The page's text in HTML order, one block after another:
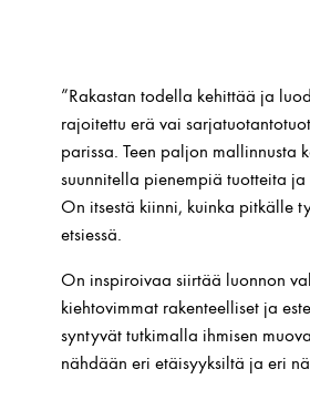
”Rakastan todella kehittää ja
rajoitettu erä vai
parissa. Teen paljon mallinnusta
suunnitella pienempiä tuotteita
On itsestä kiinni, kuinka pitkälle
etsiessä.
On inspiroivaa siirtää luonnon
kiehtovimmat rakenteelliset ja
syntyvät tutkimalla ihmisen
nähdään eri etäisyyksiltä ja eri